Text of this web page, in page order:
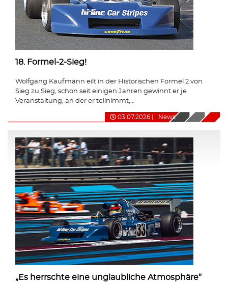
18. Formel-2-Sieg!
Wolfgang Kaufmann eilt in der Historischen Formel 2 von
Sieg zu Sieg, schon seit einigen Jahren gewinnt er je
Veranstaltung, an der er teilnimmt,...
03.07.2026 News
„Es herrschte eine unglaubliche Atmosphäre“